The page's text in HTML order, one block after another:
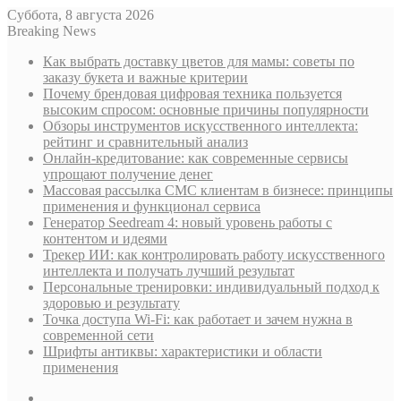
Суббота, 8 августа 2026
Breaking News
Как выбрать доставку цветов для мамы: советы по
заказу букета и важные критерии
Почему брендовая цифровая техника пользуется
высоким спросом: основные причины популярности
Обзоры инструментов искусственного интеллекта:
рейтинг и сравнительный анализ
Онлайн-кредитование: как современные сервисы
упрощают получение денег
Массовая рассылка СМС клиентам в бизнесе: принципы
применения и функционал сервиса
Генератор Seedream 4: новый уровень работы с
контентом и идеями
Трекер ИИ: как контролировать работу искусственного
интеллекта и получать лучший результат
Персональные тренировки: индивидуальный подход к
здоровью и результату
Точка доступа Wi-Fi: как работает и зачем нужна в
современной сети
Шрифты антиквы: характеристики и области
применения